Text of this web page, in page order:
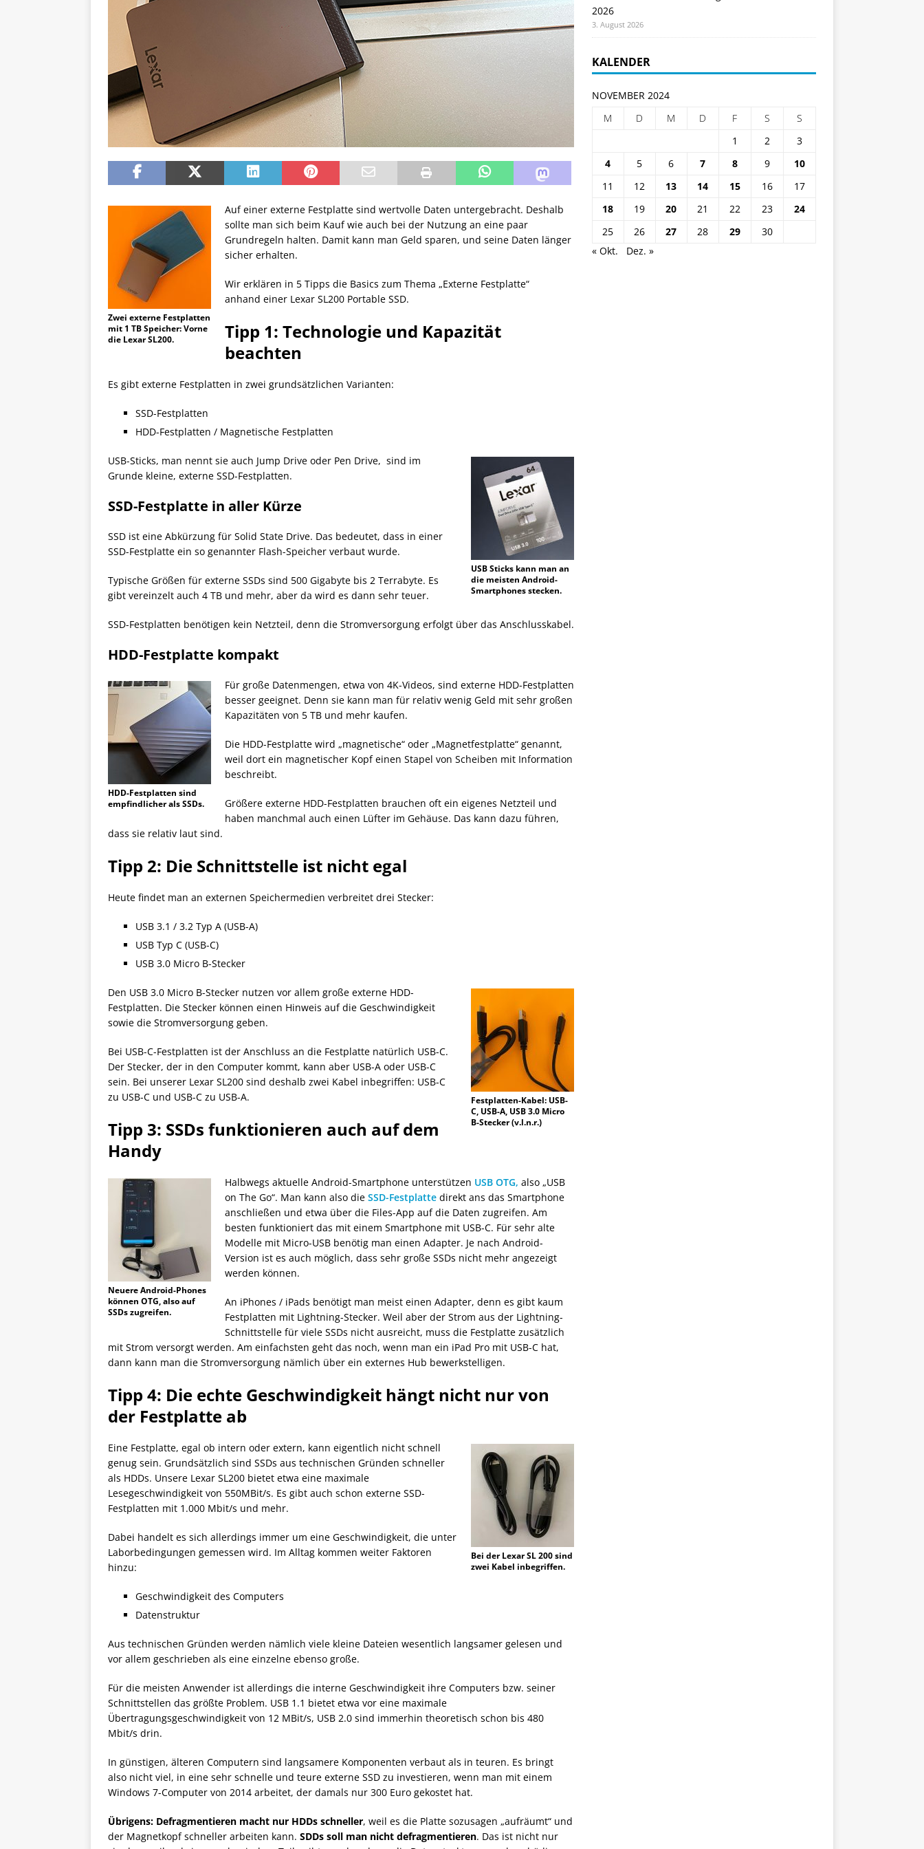
Zwei externe Festplatten
mit 1 TB Speicher: Vorne
die Lexar SL200.
Auf einer externe Festplatte sind wertvolle Daten untergebracht. Deshalb
sollte man sich beim Kauf wie auch bei der Nutzung an eine paar
Grundregeln halten. Damit kann man Geld sparen, und seine Daten länger
sicher erhalten.
Wir erklären in 5 Tipps die Basics zum Thema „Externe Festplatte“
anhand einer Lexar SL200 Portable SSD.
Tipp 1: Technologie und Kapazität
beachten
Es gibt externe Festplatten in zwei grundsätzlichen Varianten:
SSD-Festplatten
HDD-Festplatten / Magnetische Festplatten
USB Sticks kann man an
die meisten Android-
Smartphones stecken.
USB-Sticks, man nennt sie auch Jump Drive oder Pen Drive, sind im
Grunde kleine, externe SSD-Festplatten.
SSD-Festplatte in aller Kürze
SSD ist eine Abkürzung für Solid State Drive. Das bedeutet, dass in einer
SSD-Festplatte ein so genannter Flash-Speicher verbaut wurde.
Typische Größen für externe SSDs sind 500 Gigabyte bis 2 Terrabyte. Es
gibt vereinzelt auch 4 TB und mehr, aber da wird es dann sehr teuer.
SSD-Festplatten benötigen kein Netzteil, denn die Stromversorgung erfolgt über das Anschlusskabel.
HDD-Festplatte kompakt
HDD-Festplatten sind
empfindlicher als SSDs.
Für große Datenmengen, etwa von 4K-Videos, sind externe HDD-Festplatten
besser geeignet. Denn sie kann man für relativ wenig Geld mit sehr großen
Kapazitäten von 5 TB und mehr kaufen.
Die HDD-Festplatte wird „magnetische“ oder „Magnetfestplatte“ genannt,
weil dort ein magnetischer Kopf einen Stapel von Scheiben mit Information
beschreibt.
Größere externe HDD-Festplatten brauchen oft ein eigenes Netzteil und
haben manchmal auch einen Lüfter im Gehäuse. Das kann dazu führen,
dass sie relativ laut sind.
Tipp 2: Die Schnittstelle ist nicht egal
Heute findet man an externen Speichermedien verbreitet drei Stecker:
USB 3.1 / 3.2 Typ A (USB-A)
USB Typ C (USB-C)
USB 3.0 Micro B-Stecker
Festplatten-Kabel: USB-
C, USB-A, USB 3.0 Micro
B-Stecker (v.l.n.r.)
Den USB 3.0 Micro B-Stecker nutzen vor allem große externe HDD-
Festplatten. Die Stecker können einen Hinweis auf die Geschwindigkeit
sowie die Stromversorgung geben.
Bei USB-C-Festplatten ist der Anschluss an die Festplatte natürlich USB-C.
Der Stecker, der in den Computer kommt, kann aber USB-A oder USB-C
sein. Bei unserer Lexar SL200 sind deshalb zwei Kabel inbegriffen: USB-C
zu USB-C und USB-C zu USB-A.
Tipp 3: SSDs funktionieren auch auf dem
Handy
Neuere Android-Phones
können OTG, also auf
SSDs zugreifen.
Halbwegs aktuelle Android-Smartphone unterstützen USB OTG, also „USB
on The Go“. Man kann also die SSD-Festplatte direkt ans das Smartphone
anschließen und etwa über die Files-App auf die Daten zugreifen. Am
besten funktioniert das mit einem Smartphone mit USB-C. Für sehr alte
Modelle mit Micro-USB benötig man einen Adapter. Je nach Android-
Version ist es auch möglich, dass sehr große SSDs nicht mehr angezeigt
werden können.
An iPhones / iPads benötigt man meist einen Adapter, denn es gibt kaum
Festplatten mit Lightning-Stecker. Weil aber der Strom aus der Lightning-
Schnittstelle für viele SSDs nicht ausreicht, muss die Festplatte zusätzlich
mit Strom versorgt werden. Am einfachsten geht das noch, wenn man ein iPad Pro mit USB-C hat,
dann kann man die Stromversorgung nämlich über ein externes Hub bewerkstelligen.
Tipp 4: Die echte Geschwindigkeit hängt nicht nur von
der Festplatte ab
Bei der Lexar SL 200 sind
zwei Kabel inbegriffen.
Eine Festplatte, egal ob intern oder extern, kann eigentlich nicht schnell
genug sein. Grundsätzlich sind SSDs aus technischen Gründen schneller
als HDDs. Unsere Lexar SL200 bietet etwa eine maximale
Lesegeschwindigkeit von 550MBit/s. Es gibt auch schon externe SSD-
Festplatten mit 1.000 Mbit/s und mehr.
Dabei handelt es sich allerdings immer um eine Geschwindigkeit, die unter
Laborbedingungen gemessen wird. Im Alltag kommen weiter Faktoren
hinzu:
Geschwindigkeit des Computers
Datenstruktur
Aus technischen Gründen werden nämlich viele kleine Dateien wesentlich langsamer gelesen und
vor allem geschrieben als eine einzelne ebenso große.
Für die meisten Anwender ist allerdings die interne Geschwindigkeit ihre Computers bzw. seiner
Schnittstellen das größte Problem. USB 1.1 bietet etwa vor eine maximale
Übertragungsgeschwindigkeit von 12 MBit/s, USB 2.0 sind immerhin theoretisch schon bis 480
Mbit/s drin.
In günstigen, älteren Computern sind langsamere Komponenten verbaut als in teuren. Es bringt
also nicht viel, in eine sehr schnelle und teure externe SSD zu investieren, wenn man mit einem
Windows 7-Computer von 2014 arbeitet, der damals nur 300 Euro gekostet hat.
Übrigens: Defragmentieren macht nur HDDs schneller, weil es die Platte sozusagen „aufräumt“ und
der Magnetkopf schneller arbeiten kann. SDDs soll man nicht defragmentieren. Das ist nicht nur
2026
3. August 2026
KALENDER
NOVEMBER 2024
M
D M D F S
S
1
2
3
4
5 6 7 8 9
10
11
12 13 14 15 16
17
18
19 20 21 22 23
24
25
26 27 28 29
30
« Okt.
Dez. »